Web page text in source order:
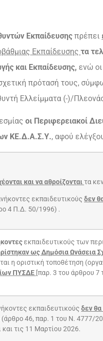
Εκπαίδευσης πρέπει
Εκπαίδευσης τα
και Εκπαίδευσης, ενώ οι
πρότασή τους,
Ελλείμματα (-)/
οι Περιφερειακοί
ΚΕ.Δ.Α.Σ.Υ., αφού
και να αθροίζονταιτα
εκπαιδευτικούς δεν
4 Π.Δ. 50/1996) .
εκπαιδευτικούς των
ως Δημόσια Ωνάσεια
η οριστική τοποθέτηση
ΠΥΣΔΕ [παρ. 3 του άρθρου
εκπαιδευτικούς δεν θα
46, παρ. 1 του Ν. 4777/
τις 11 Μαρτίου 2026.